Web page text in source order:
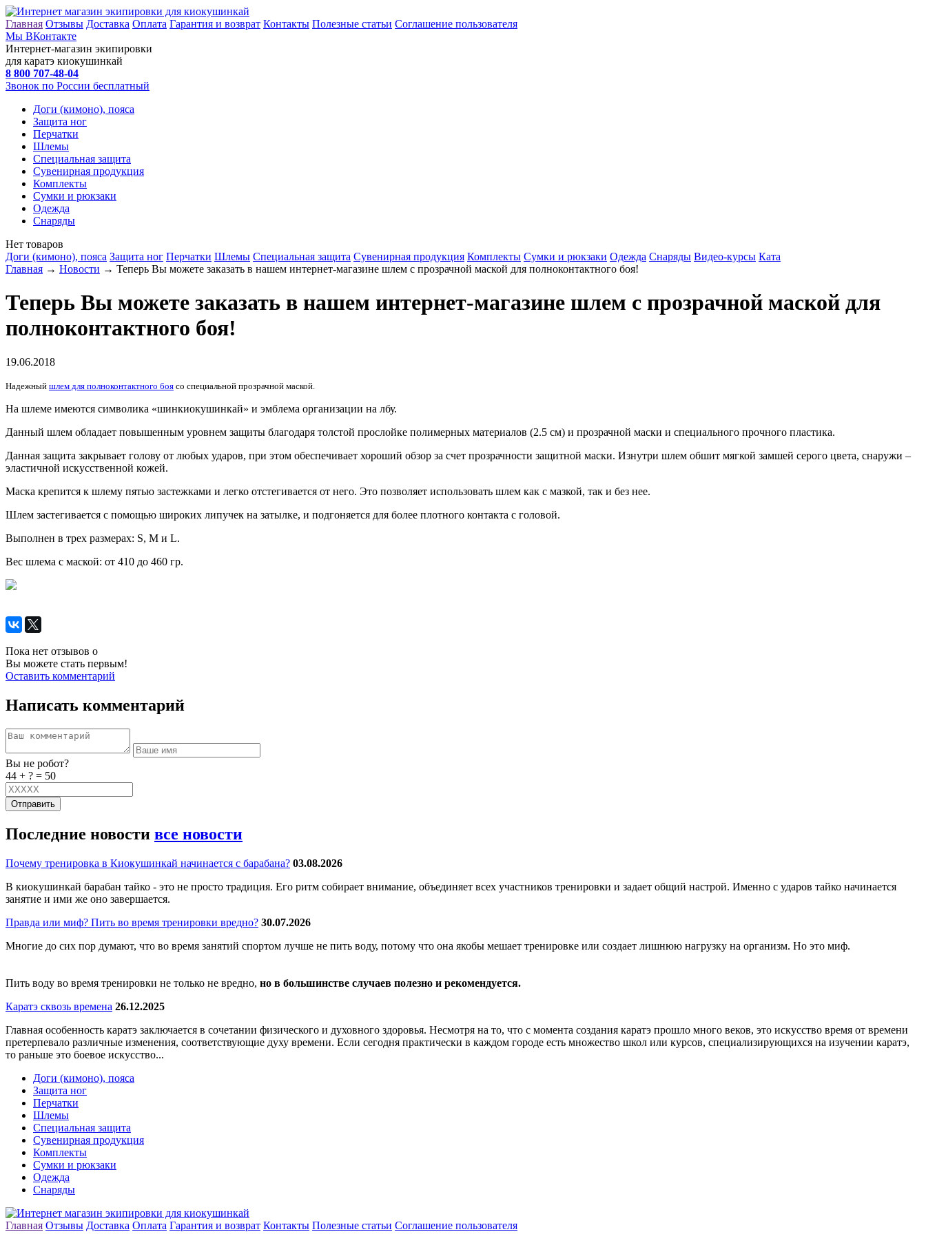
Главная Отзывы Доставка Оплата Гарантия и возврат Контакты Полезные статьи Соглашение пользователя
Мы ВКонтакте
Интернет-магазин экипировки
для каратэ киокушинкай
8 800 707-48-04
Звонок по России бесплатный
Доги (кимоно), пояса
Защита ног
Перчатки
Шлемы
Специальная защита
Сувенирная продукция
Комплекты
Сумки и рюкзаки
Одежда
Снаряды
Нет товаров
Доги (кимоно), пояса Защита ног Перчатки Шлемы Специальная защита Сувенирная продукция Комплекты Сумки и рюкзаки Одежда Снаряды Видео-курсы Ката
Главная → Новости → Теперь Вы можете заказать в нашем интернет-магазине шлем с прозрачной маской для полноконтактного боя!
Теперь Вы можете заказать в нашем интернет-магазине шлем с прозрачной маской для
полноконтактного боя!
19.06.2018
Надежный шлем для полноконтактного боя со специальной прозрачной маской.
На шлеме имеются символика «шинкиокушинкай» и эмблема организации на лбу.
Данный шлем обладает повышенным уровнем защиты благодаря толстой прослойке полимерных материалов (2.5 см) и прозрачной маски и специального прочного пластика.
Данная защита закрывает голову от любых ударов, при этом обеспечивает хороший обзор за счет прозрачности защитной маски. Изнутри шлем обшит мягкой замшей серого цвета, снаружи –
эластичной искусственной кожей.
Маска крепится к шлему пятью застежками и легко отстегивается от него. Это позволяет использовать шлем как с мазкой, так и без нее.
Шлем застегивается с помощью широких липучек на затылке, и подгоняется для более плотного контакта с головой.
Выполнен в трех размерах: S, М и L.
Вес шлема с маской: от 410 до 460 гр.
Пока нет отзывов о
Вы можете стать первым!
Оставить комментарий
Написать комментарий
Вы не робот?
44 + ? = 50
Отправить
Последние новости все новости
Почему тренировка в Киокушинкай начинается с барабана? 03.08.2026
В киокушинкай барабан тайко - это не просто традиция. Его ритм собирает внимание, объединяет всех участников тренировки и задает общий настрой. Именно с ударов тайко начинается
занятие и ими же оно завершается.
Правда или миф? Пить во время тренировки вредно? 30.07.2026
Многие до сих пор думают, что во время занятий спортом лучше не пить воду, потому что она якобы мешает тренировке или создает лишнюю нагрузку на организм. Но это миф.
Пить воду во время тренировки не только не вредно, но в большинстве случаев полезно и рекомендуется.
Каратэ сквозь времена 26.12.2025
Главная особенность каратэ заключается в сочетании физического и духовного здоровья. Несмотря на то, что с момента создания каратэ прошло много веков, это искусство время от времени
претерпевало различные изменения, соответствующие духу времени. Если сегодня практически в каждом городе есть множество школ или курсов, специализирующихся на изучении каратэ,
то раньше это боевое искусство...
Доги (кимоно), пояса
Защита ног
Перчатки
Шлемы
Специальная защита
Сувенирная продукция
Комплекты
Сумки и рюкзаки
Одежда
Снаряды
Главная Отзывы Доставка Оплата Гарантия и возврат Контакты Полезные статьи Соглашение пользователя